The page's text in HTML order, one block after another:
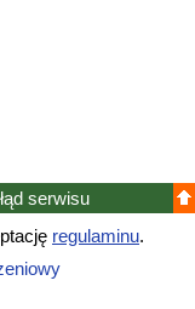
serwisu
regulaminu.